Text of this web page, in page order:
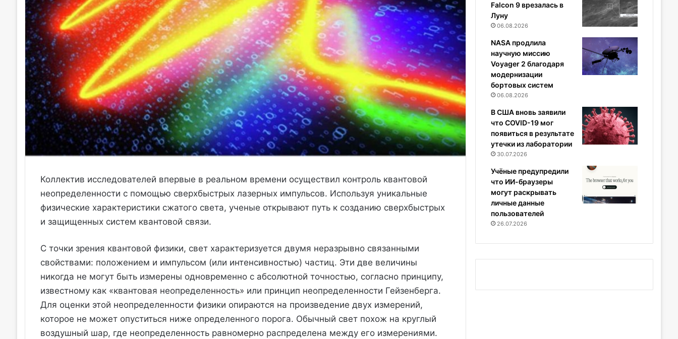
Коллектив исследователей впервые в реальном времени осуществил контроль квантовой
неопределенности с помощью сверхбыстрых лазерных импульсов. Используя уникальные
физические характеристики сжатого света, ученые открывают путь к созданию сверхбыстрых
и защищенных систем квантовой связи.
С точки зрения квантовой физики, свет характеризуется двумя неразрывно связанными
свойствами: положением и импульсом (или интенсивностью) частиц. Эти две величины
никогда не могут быть измерены одновременно с абсолютной точностью, согласно принципу,
известному как «квантовая неопределенность» или принцип неопределенности Гейзенберга.
Для оценки этой неопределенности физики опираются на произведение двух измерений,
которое не может опуститься ниже определенного порога. Обычный свет похож на круглый
воздушный шар, где неопределенность равномерно распределена между его измерениями.
Falcon 9 врезалась в
Луну
06.08.2026
NASA продлила
научную миссию
Voyager 2 благодаря
модернизации
бортовых систем
06.08.2026
В США вновь заявили
что COVID-19 мог
появиться в результате
утечки из лаборатории
30.07.2026
Учёные предупредили
что ИИ-браузеры
могут раскрывать
личные данные
пользователей
26.07.2026